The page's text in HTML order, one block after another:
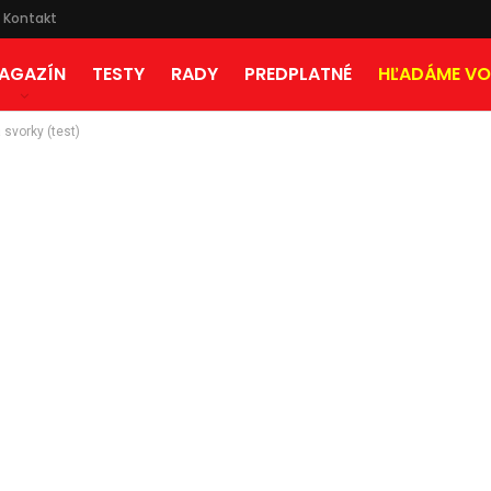
Kontakt
TESTY RADY PREDPLATNÉ HĽADÁME
svorky (test)